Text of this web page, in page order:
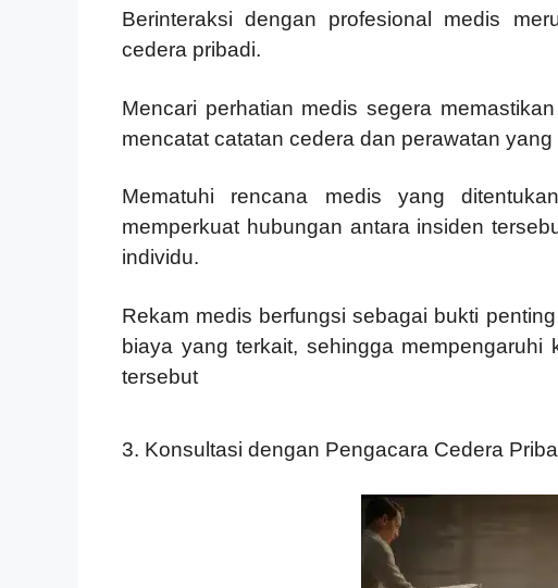
Berinteraksi dengan profesional medis
cedera pribadi.
Mencari perhatian medis segera
mencatat catatan cedera dan perawatan
Mematuhi rencana medis yang
memperkuat hubungan antara insiden
individu.
Rekam medis berfungsi sebagai bukti
biaya yang terkait, sehingga
tersebut
3. Konsultasi dengan Pengacara Cedera